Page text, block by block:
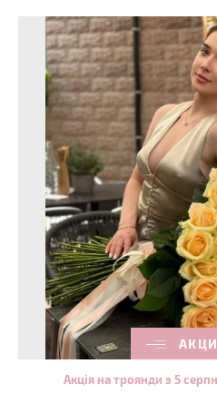
Акція на троянди з 5